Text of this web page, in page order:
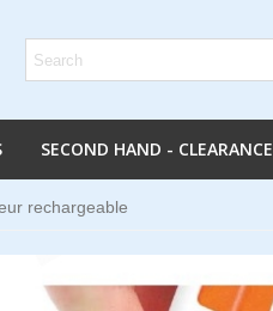
SECOND HAND - CLEARANCE
rechargeable